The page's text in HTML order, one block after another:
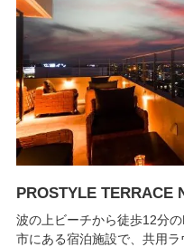
PROSTYLE TERRACE
波の上ビーチから徒歩12分
市にある宿泊施設で、共用ラ